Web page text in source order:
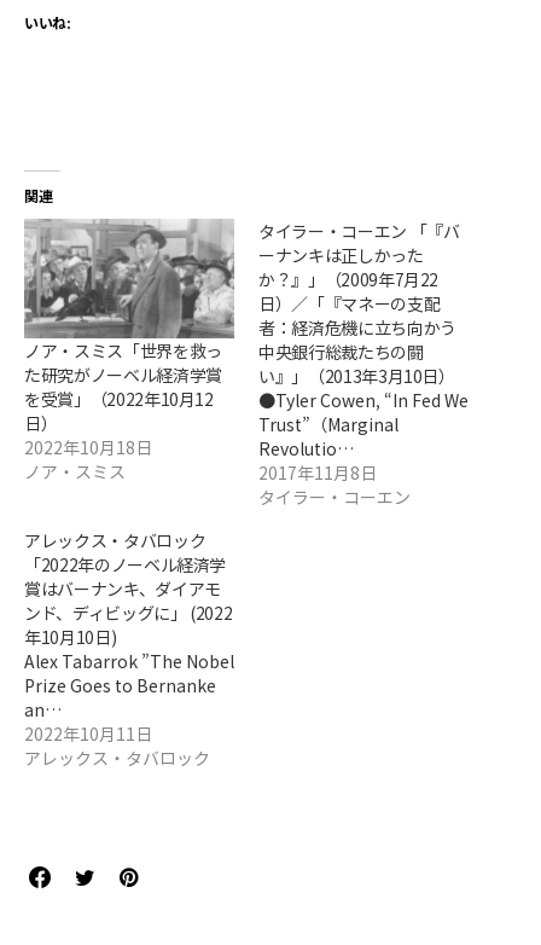
いいね:
関連
ノア・スミス「世界を救っ
た研究がノーベル経済学賞
を受賞」（2022年10月12
日）
2022年10月18日
ノア・スミス
タイラー・コーエン 「『バ
ーナンキは正しかった
か？』」（2009年7月22
日）／「『マネーの支配
者：経済危機に立ち向かう
中央銀行総裁たちの闘
い』」（2013年3月10日）
●Tyler Cowen, “In Fed We
Trust”（Marginal
Revolutio…
2017年11月8日
タイラー・コーエン
アレックス・タバロック
「2022年のノーベル経済学
賞はバーナンキ、ダイアモ
ンド、ディビッグに」 (2022
年10月10日)
Alex Tabarrok ”The Nobel
Prize Goes to Bernanke
an…
2022年10月11日
アレックス・タバロック